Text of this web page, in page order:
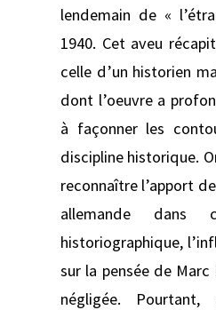
lendemain de «
1940. Cet aveu
celle d’un historien
dont l’oeuvre a
à façonner les
discipline historique.
reconnaître l’apport
allemande dans
historiographique,
sur la pensée de
négligée.